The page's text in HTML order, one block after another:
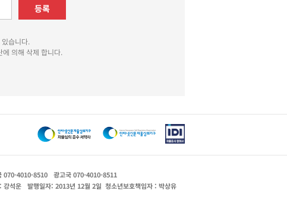
등록
습니다.
의해 삭제 합니다.
070-4010-8510
광고국 070-4010-8511
강석운 발행일자: 2013년 12월 2일 청소년보호책임자 : 박상유